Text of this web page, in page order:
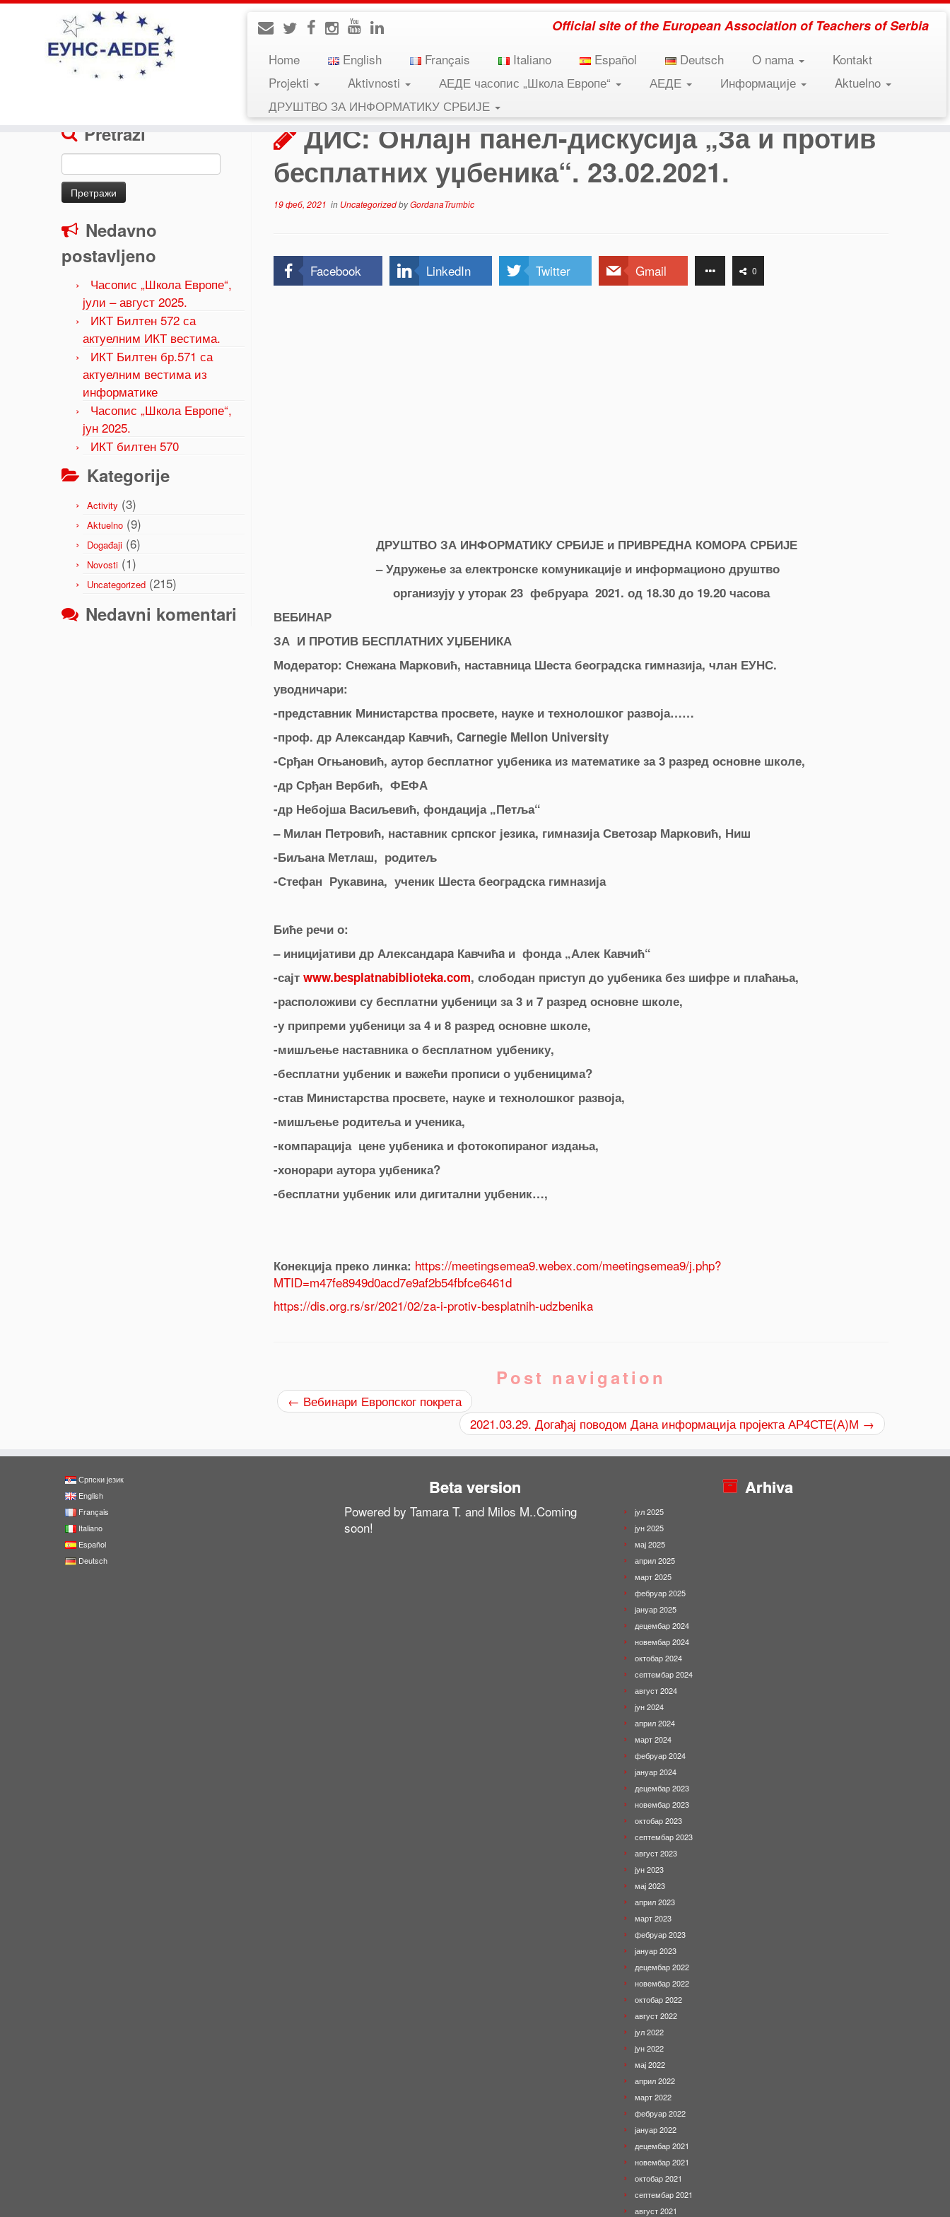
Official site of the European Association of Teachers of Serbia
Home English Français Italiano Español Deutsch O nama
Kontakt
Projekti
Aktivnosti АЕДЕ часопис „Школа Европе“ АЕДЕ Информације
Aktuelno
ДРУШТВО ЗА ИНФОРМАТИКУ СРБИЈЕ
ДИС: Онлајн панел-дискусија „За и против бесплатних уџбеника“. 23.02.2021.
Pretraži
Претрага
за:
Nedavno
postavljeno
Часопис „Школа Европе“,
јули – август 2025.
ИКТ Билтен 572 са
актуелним ИКТ вестима.
ИКТ Билтен бр.571 са
актуелним вестима из
информатике
Часопис „Школа Европе“,
јун 2025.
ИКТ билтен 570
Kategorije
Activity (3)
Aktuelno (9)
Događaji (6)
Novosti (1)
Uncategorized (215)
Nedavni komentari
ДИС: Онлајн панел-дискусија „За и против
бесплатних уџбеника“. 23.02.2021.
19 феб, 2021 in UncategorizedbyGordanaTrumbic
Facebook LinkedIn Twitter Gmail 0
ДРУШТВО ЗА ИНФОРМАТИКУ СРБИЈЕ и ПРИВРЕДНА КОМОРА СРБИЈЕ
– Удружење за електронске комуникације и информационо друштво
организујуу уторак 23 фебруара 2021. од 18.30 до 19.20 часова
ВЕБИНАР
ЗА И ПРОТИВ БЕСПЛАТНИХ УЏБЕНИКА
Модератор: Снежана Марковић, наставница Шеста београдска гимназија, члан ЕУНС.
уводничари:
-представник Министарства просвете, науке и технолошког развоја……
-проф. др Александар Кавчић, Carnegie Mellon University
-Срђан Огњановић, аутор бесплатног уџбеника из математике за 3 разред основне школе,
-др Срђан Вербић, ФЕФА
-др Небојша Васиљевић, фондација „Петља“
– Милан Петровић, наставник српског језика, гимназија Светозар Марковић, Ниш
-Биљана Метлаш, родитељ
-Стефан Рукавина, ученик Шеста београдска гимназија
Биће речи о:
– иницијативи др Александарa Кавчићa и фонда „Алек Кавчић“
-сајт www.besplatnabiblioteka.com, слободан приступ до уџбеника без шифре и плаћања,
-расположиви су бесплатни уџбеници за 3 и 7 разред основне школе,
-у припреми уџбеници за 4 и 8 разред основне школе,
-мишљење наставника о бесплатном уџбенику,
-бесплатни уџбеник и важећи прописи о уџбеницима?
-став Министарства просвете, науке и технолошког развоја,
-мишљење родитеља и ученика,
-компарација цене уџбеника и фотокопираног издања,
-хонорари аутора уџбеника?
-бесплатни уџбеник или дигитални уџбеник…,
Конекција преко линка: https://meetingsemea9.webex.com/meetingsemea9/j.php?
MTID=m47fe8949d0acd7e9af2b54fbfce6461d
https://dis.org.rs/sr/2021/02/za-i-protiv-besplatnih-udzbenika
Post navigation
← Вебинари Европског покрета
2021.03.29. Догађај поводом Дана информација пројекта АР4СТЕ(А)М →
Српски језик
English
Français
Italiano
Español
Deutsch
Beta version
Powered by Tamara T. and Milos M..Coming
soon!
Arhiva
јул 2025
јун 2025
мај 2025
април 2025
март 2025
фебруар 2025
јануар 2025
децембар 2024
новембар 2024
октобар 2024
септембар 2024
август 2024
јун 2024
април 2024
март 2024
фебруар 2024
јануар 2024
децембар 2023
новембар 2023
октобар 2023
септембар 2023
август 2023
јун 2023
мај 2023
април 2023
март 2023
фебруар 2023
јануар 2023
децембар 2022
новембар 2022
октобар 2022
август 2022
јул 2022
јун 2022
мај 2022
април 2022
март 2022
фебруар 2022
јануар 2022
децембар 2021
новембар 2021
октобар 2021
септембар 2021
август 2021